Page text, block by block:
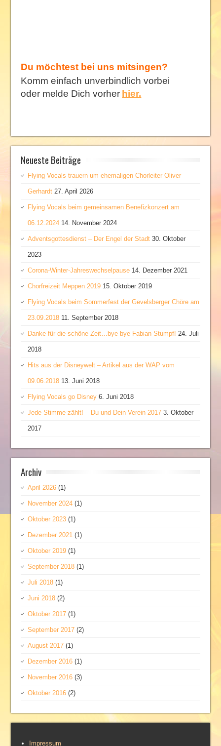
Du möchtest bei uns mitsingen?
Komm einfach unverbindlich vorbei
oder melde Dich vorher hier.
Neueste Beiträge
Flying Vocals trauern um ehemaligen Chorleiter Oliver
Gerhardt 27. April 2026
Flying Vocals beim gemeinsamen Benefizkonzert am
06.12.2024 14. November 2024
Adventsgottesdienst – Der Engel der Stadt 30. Oktober
2023
Corona-Winter-Jahreswechselpause 14. Dezember 2021
Chorfreizeit Meppen 2019 15. Oktober 2019
Flying Vocals beim Sommerfest der Gevelsberger Chöre am
23.09.2018 11. September 2018
Danke für die schöne Zeit…bye bye Fabian Stumpf! 24. Juli
2018
Hits aus der Disneywelt – Artikel aus der WAP vom
09.06.2018 13. Juni 2018
Flying Vocals go Disney 6. Juni 2018
Jede Stimme zählt! – Du und Dein Verein 2017 3. Oktober
2017
Archiv
April 2026 (1)
November 2024 (1)
Oktober 2023 (1)
Dezember 2021 (1)
Oktober 2019 (1)
September 2018 (1)
Juli 2018 (1)
Juni 2018 (2)
Oktober 2017 (1)
September 2017 (2)
August 2017 (1)
Dezember 2016 (1)
November 2016 (3)
Oktober 2016 (2)
Impressum